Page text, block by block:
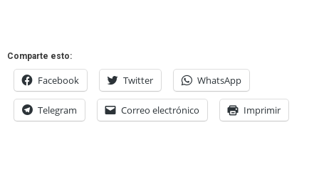
Comparte esto:
Facebook Twitter WhatsApp
Telegram Correo electrónico Imprimir